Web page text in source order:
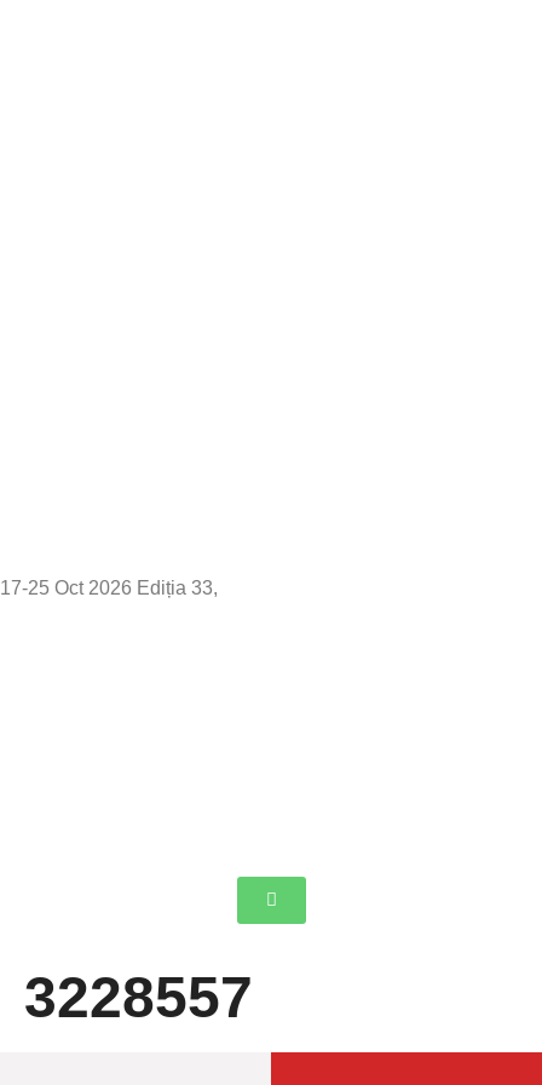
17-25 Oct 2026 Ediția 33,
3228557